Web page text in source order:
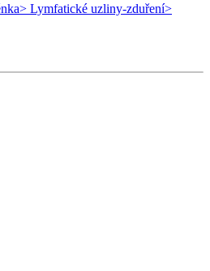
> Lymfatické uzliny-zduření>